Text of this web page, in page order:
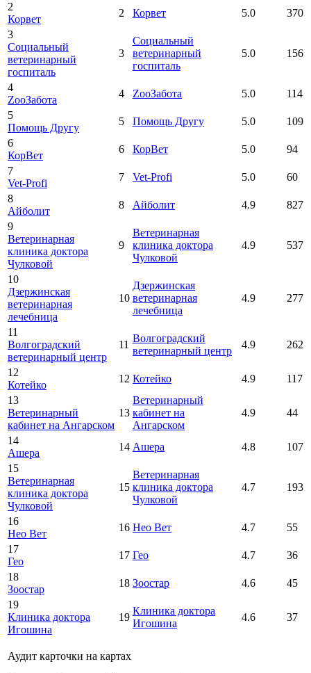
2
Корвет
2 Корвет 5.0
370
3
Социальный
ветеринарный
госпиталь
3
Социальный
ветеринарный
госпиталь
5.0 156
4
ZооЗабота
4 ZооЗабота 5.0
114
5
Помощь Другу
5 Помощь Другу 5.0
109
6
КорВет
6 КорВет 5.0
94
7
Vet-Profi
7 Vet-Profi 5.0
60
8
Айболит
8 Айболит 4.9
827
9
Ветеринарная
клиника доктора
Чулковой
9
Ветеринарная
клиника доктора
Чулковой
4.9 537
10
Дзержинская
ветеринарная
лечебница
10
Дзержинская
ветеринарная
лечебница
4.9 277
11
Волгоградский
ветеринарный центр
11
Волгоградский
ветеринарный центр
4.9 262
12
Котейко
12 Котейко 4.9
117
13
Ветеринарный
кабинет на Ангарском
13
Ветеринарный
кабинет на
Ангарском
4.9 44
14
Ашера
14 Ашера 4.8
107
15
Ветеринарная
клиника доктора
Чулковой
15
Ветеринарная
клиника доктора
Чулковой
4.7 193
16
Нео Вет
16 Нео Вет 4.7
55
17
Гео
17 Гео 4.7
36
18
Зоостар
18 Зоостар 4.6
45
19
Клиника доктора
Игошина
19
Клиника доктора
Игошина
4.6 37
Аудит карточки на картах